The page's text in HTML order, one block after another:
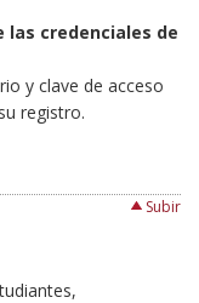
las credenciales de
y clave de acceso
registro.
Subir